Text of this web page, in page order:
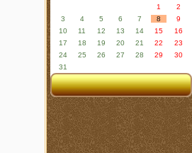
1
2
3
4 5 6 7 8
9
10
11 12 13 14 15
16
17
18 19 20 21 22
23
24
25 26 27 28 29
30
31